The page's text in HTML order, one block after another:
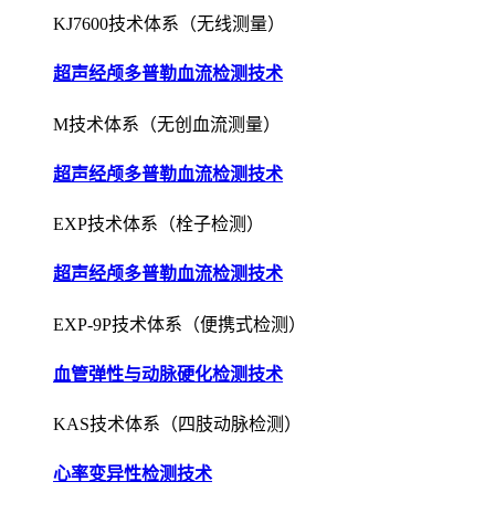
KJ7600技术体系（无线测量）
超声经颅多普勒血流检测技术
M技术体系（无创血流测量）
超声经颅多普勒血流检测技术
EXP技术体系（栓子检测）
超声经颅多普勒血流检测技术
EXP-9P技术体系（便携式检测）
血管弹性与动脉硬化检测技术
KAS技术体系（四肢动脉检测）
心率变异性检测技术